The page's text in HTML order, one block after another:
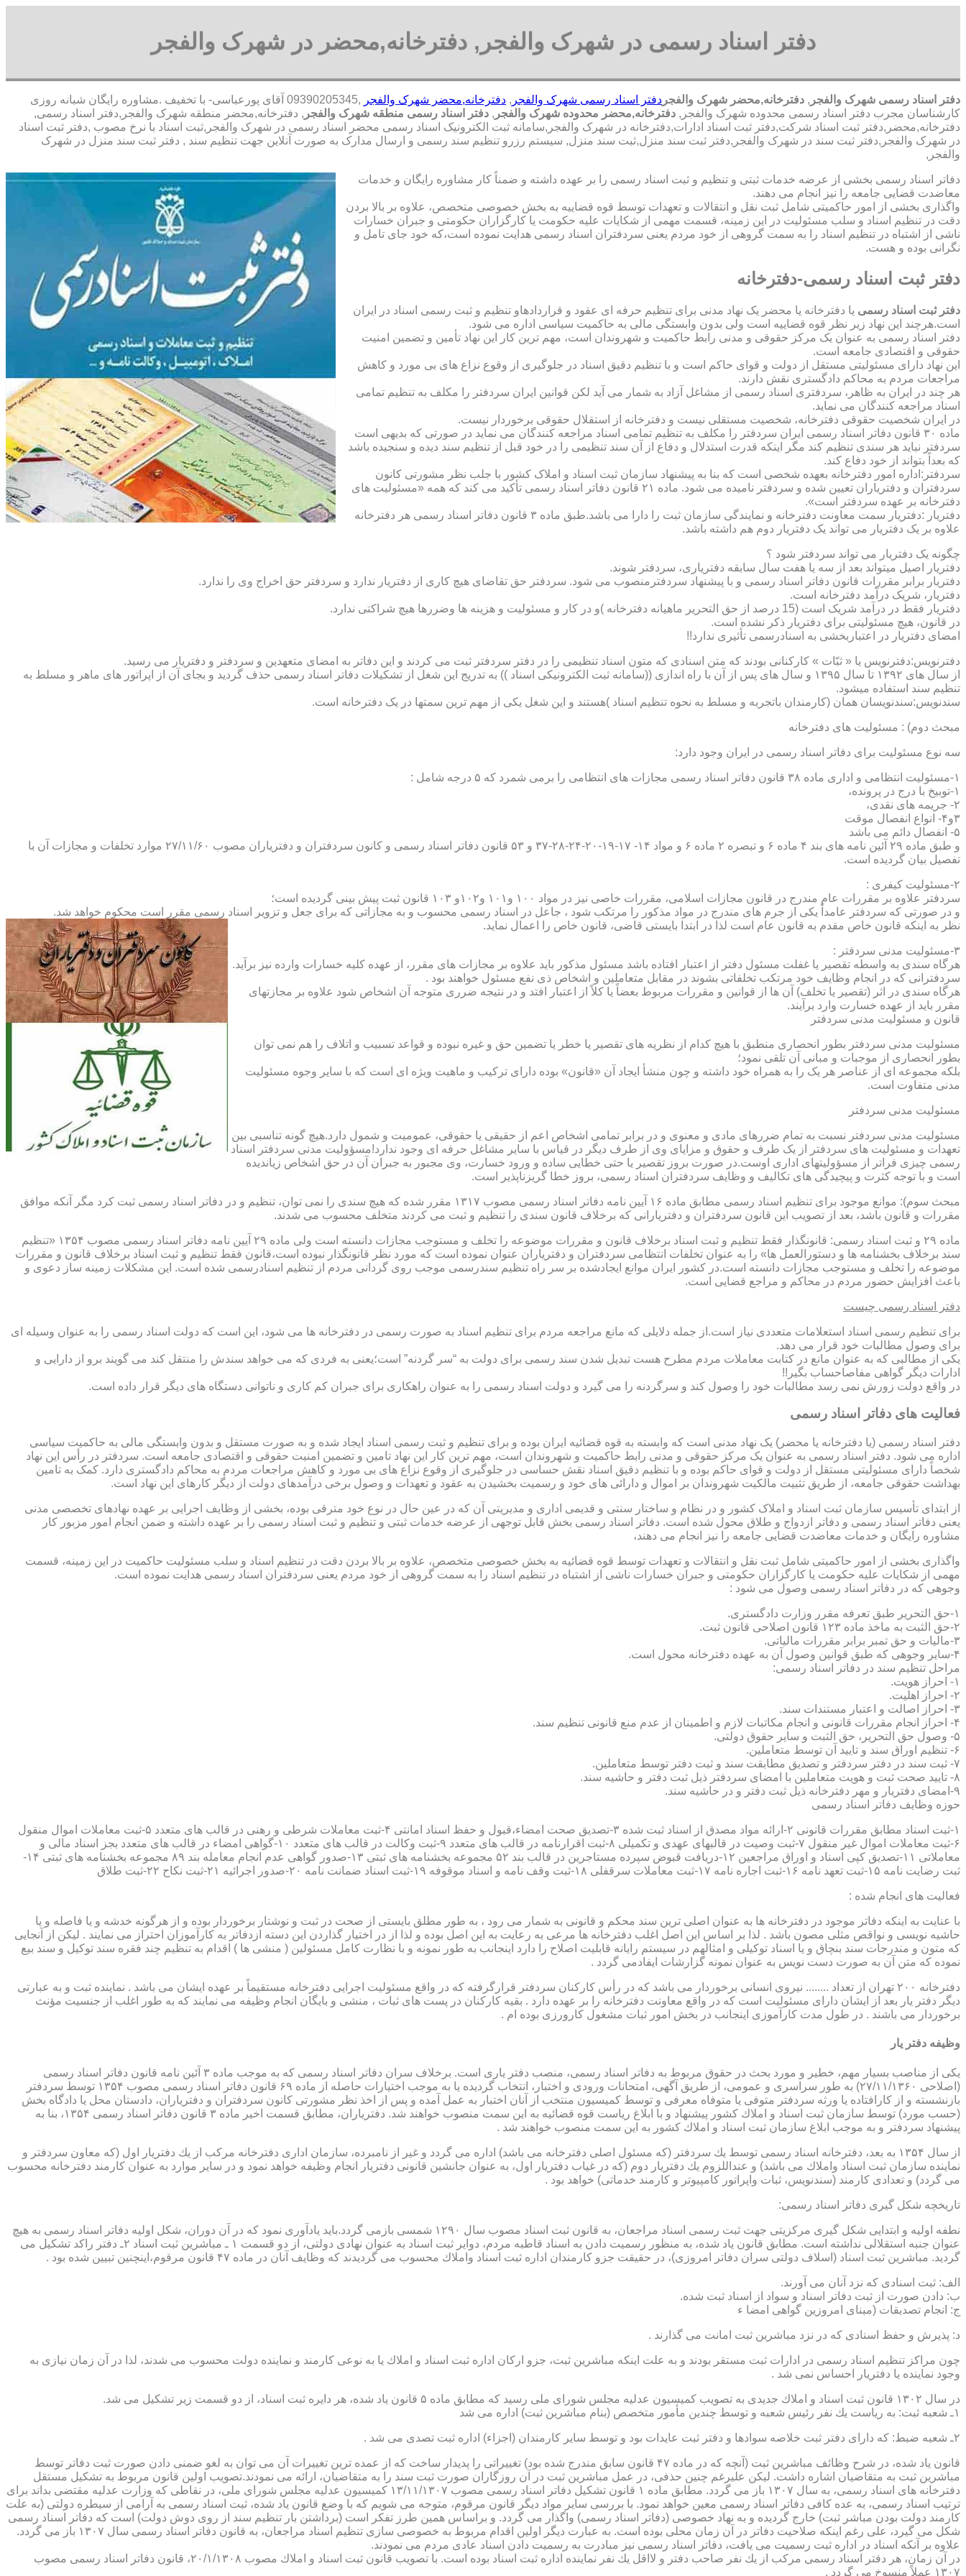
دفتر اسناد رسمی در شهرک والفجر, دفترخانه,محضر در شهرک والفجر
دفتر اسناد رسمی شهرک والفجر , دفترخانه,محضر شهرک والفجر دفتر اسناد رسمی شهرک والفجر , دفترخانه,محضر شهرک والفجر
,09390205345 آقای پورعباسی- با تخفیف .مشاوره رايگان شبانه روزی
کارشناسان مجرب دفتر اسناد رسمی محدوده شهرک والفجر, دفترخانه,محضر محدوده شهرک والفجر , دفتر اسناد رسمی منطقه شهرک والفجر , دفترخانه,محضر منطقه شهرک والفجر,دفتر اسناد رسمی,
دفترخانه,محضر,دفتر ثبت اسناد شرکت,دفتر ثبت اسناد ادارات,دفترخانه در شهرک والفجر,سامانه ثبت الکترونیک اسناد رسمی محضر اسناد رسمی در شهرک والفجر,ثبت اسناد با نرخ مصوب ,دفتر ثبت اسناد
در شهرک والفجر,دفتر ثبت سند در شهرک والفجر,دفتر ثبت سند منزل,ثبت سند منزل, سیستم رزرو تنظیم سند رسمی و ارسال مدارک به صورت آنلاین جهت تنظیم سند , دفتر ثبت سند منزل در شهرک
والفجر,
دفاتر اسناد رسمی بخشی از عرضه خدمات ثبتی و تنظیم و ثبت اسناد رسمی را بر عهده داشته و ضمناً کار مشاوره رایگان و خدمات
معاضدت قضایی جامعه را نیز انجام می دهند.
واگذاری بخشی از امور حاکمیتی شامل ثبت نقل و انتقالات و تعهدات توسط قوه قضاییه به بخش خصوصی متخصص، علاوه بر بالا بردن
دقت در تنظیم اسناد و سلب مسئولیت در این زمینه، قسمت مهمی از شکایات علیه حکومت یا کارگزاران حکومتی و جبران خسارات
ناشی از اشتباه در تنظیم اسناد را به سمت گروهی از خود مردم یعنی سردفتران اسناد رسمی هدایت نموده است،که خود جای تامل و
نگرانی بوده و هست.
دفتر ثبت اسناد رسمی-دفترخانه
دفتر ثبت اسناد رسمی یا دفترخانه یا محضر یک نهاد مدنی برای تنظیم حرفه ای عقود و قراردادهاو تنظیم و ثبت رسمی اسناد در ایران
است.هرچند این نهاد زیر نظر قوه قضاییه است ولی بدون وابستگی مالی به حاکمیت سیاسی اداره می شود.
دفتر اسناد رسمی به عنوان یک مرکز حقوقی و مدنی رابط حاکمیت و شهروندان است، مهم ترین کار این نهاد تأمین و تضمین امنیت
حقوقی و اقتصادی جامعه است.
این نهاد دارای مسئولیتی مستقل از دولت و قوای حاکم است و با تنظیم دقیق اسناد در جلوگیری از وقوع نزاع های بی مورد و کاهش
مراجعات مردم به محاکم دادگستری نقش دارند.
هر چند در ایران به ظاهر، سردفتری اسناد رسمی از مشاغل آزاد به شمار می آید لکن قوانین ایران سردفتر را مکلف به تنظیم تمامی
اسناد مراجعه کنندگان می نماید.
در ایران شخصیت حقوقی دفترخانه، شخصیت مستقلی نیست و دفترخانه از استقلال حقوقی برخوردار نیست.
ماده ۳۰ قانون دفاتر اسناد رسمی ایران سردفتر را مکلف به تنظیم تمامی اسناد مراجعه کنندگان می نماید در صورتی که بدیهی است
سردفتر نباید هر سندی تنظیم کند مگر اینکه قدرت استدلال و دفاع از آن سند تنظیمی را در خود قبل از تنظیم سند دیده و سنجیده باشد
که بعداً بتواند از خود دفاع کند.
سردفتر:اداره امور دفترخانه بعهده شخصی است که بنا به پیشنهاد سازمان ثبت اسناد و املاک کشور با جلب نظر مشورتی کانون
سردفتران و دفتریاران تعیین شده و سردفتر نامیده می شود. ماده ۲۱ قانون دفاتر اسناد رسمی تأکید می کند که همه «مسئولیت های
دفترخانه بر عهده سردفتر است».
دفتریار :دفتریار سمت معاونت دفترخانه و نمایندگی سازمان ثبت را دارا می باشد.طبق ماده ۳ قانون دفاتر اسناد رسمی هر دفترخانه
علاوه بر یک دفتریار می تواند یک دفتریار دوم هم داشته باشد.
چگونه یک دفتریار می تواند سردفتر شود ؟
دفتریار اصیل میتواند بعد از سه یا هفت سال سابقه دفتریاری، سردفتر شوند.
دفتریار برابر مقررات قانون دفاتر اسناد رسمی و با پیشنهاد سردفترمنصوب می شود. سردفتر حق تقاضای هیچ کاری از دفتریار ندارد و سردفتر حق اخراج وی را ندارد.
دفتریار، شریک درآمد دفترخانه است.
دفتریار فقط در درآمد شریک است (15 درصد از حق التحریر ماهیانه دفترخانه )و در کار و مسئولیت و هزینه ها وضررها هیچ شراکتی ندارد.
در قانون، هیچ مسئولیتی برای دفتریار ذکر نشده است.
امضای دفتریار در اعتباربخشی به اسنادرسمی تأثیری ندارد!!
دفترنویس:دفترنویس یا « ثبّات » کارکنانی بودند که متن اسنادی که متون اسناد تنظیمی را در دفتر سردفتر ثبت می کردند و این دفاتر به امضای متعهدین و سردفتر و دفتریار می رسید.
از سال های ۱۳۹۲ تا سال ۱۳۹۵ و سال های پس از آن با راه اندازی ((سامانه ثبت الکترونیکی اسناد )) به تدریج این شغل از تشکیلات دفاتر اسناد رسمی حذف گردید و بجای آن از اپراتور های ماهر و مسلط به
تنظیم سند استفاده میشود.
سندنویس:سندنویسان همان (کارمندان باتجربه و مسلط به نحوه تنظیم اسناد )هستند و این شغل یکی از مهم ترین سمتها در یک دفترخانه است.
مبحث دوم) : مسئولیت های دفترخانه
سه نوع مسئولیت برای دفاتر اسناد رسمی در ایران وجود دارد:
۱-مسئولیت انتظامی و اداری ماده ۳۸ قانون دفاتر اسناد رسمی مجازات های انتظامی را برمی شمرد که ۵ درجه شامل :
۱-توبیخ با درج در پرونده،
۲- جریمه های نقدی،
۳و۴- انواع انفصال موقت
۵- انفصال دائم می باشد
و طبق ماده ۲۹ آئین نامه های بند ۴ ماده ۶ و تبصره ۲ ماده ۶ و مواد ۱۴- ۱۷-۱۹-۲۰-۲۴-۲۸-۳۷ و ۵۳ قانون دفاتر اسناد رسمی و کانون سردفتران و دفتریاران مصوب ۲۷/۱۱/۶۰ موارد تخلفات و مجازات آن با
تفصیل بیان گردیده است.
۲-مسئولیت کیفری :
سردفتر علاوه بر مقررات عام مندرج در قانون مجازات اسلامی، مقررات خاصی نیز در مواد ۱۰۰ و۱۰۱ و۱۰۲و ۱۰۳ قانون ثبت پیش بینی گردیده است؛
و در صورتی که سردفتر عامداً یکی از جرم های مندرج در مواد مذکور را مرتکب شود ، جاعل در اسناد رسمی محسوب و به مجازاتی که برای جعل و تزویر اسناد رسمی مقرر است محکوم خواهد شد.
نظر به اینکه قانون خاص مقدم به قانون عام است لذا در ابتدا بایستی قاضی، قانون خاص را اعمال نماید.
۳-مسئولیت مدنی سردفتر :
هرگاه سندی به واسطه تقصیر یا غفلت مسئول دفتر از اعتبار افتاده باشد مسئول مذکور باید علاوه بر مجازات های مقرر، از عهده کلیه خسارات وارده نیز برآید.
سردفترانی که در انجام وظایف خود مرتکب تخلفاتی بشوند در مقابل متعاملین و اشخاص ذی نفع مسئول خواهند بود .
هرگاه سندی در اثر (تقصیر یا تخلف) آن ها از قوانین و مقررات مربوط بعضاً یا کلاً از اعتبار افتد و در نتیجه ضرری متوجه آن اشخاص شود علاوه بر مجازتهای
مقرر باید از عهده خسارت وارد برآیند.
قانون و مسئولیت مدنی سردفتر
مسئولیت مدنی سردفتر بطور انحصاری منطبق با هیچ کدام از نظریه های تقصیر یا خطر یا تضمین حق و غیره نبوده و قواعد تسبیب و اتلاف را هم نمی توان
بطور انحصاری از موجبات و مبانی آن تلقی نمود؛
بلکه مجموعه ای از عناصر هر یک را به همراه خود داشته و چون منشأ ایجاد آن «قانون» بوده دارای ترکیب و ماهیت ویژه ای است که با سایر وجوه مسئولیت
مدنی متفاوت است.
مسئولیت مدنی سردفتر
مسئولیت مدنی سردفتر نسبت به تمام ضررهای مادی و معنوی و در برابر تمامی اشخاص اعم از حقیقی یا حقوقی، عمومیت و شمول دارد.هیچ گونه تناسبی بین
تعهدات و مسئولیت های سردفتر از یک طرف و حقوق و مزایای وی از طرف دیگر در قیاس با سایر مشاغل حرفه ای وجود ندارد!مسؤولیت مدنی سردفتر اسناد
رسمی چیزی فراتر از مسؤولیتهای اداری اوست.در صورت بروز تقصیر یا حتی خطایی ساده و ورود خسارت، وی مجبور به جبران آن در حق اشخاص زیاندیده
است و با توجه کثرت و پیچیدگی های تکالیف و وظایف سردفتران اسناد رسمی، بروز خطا گریزناپذیر است.
مبحث سوم): موانع موجود برای تنظیم اسناد رسمی مطابق ماده ۱۶ آیین نامه دفاتر اسناد رسمی مصوب ۱۳۱۷ مقرر شده که هیچ سندی را نمی توان، تنظیم و در دفاتر اسناد رسمی ثبت کرد مگر آنکه موافق
مقررات و قانون باشد، بعد از تصویب این قانون سردفتران و دفتریارانی که برخلاف قانون سندی را تنظیم و ثبت می کردند متخلف محسوب می شدند.
ماده ۲۹ و ثبت اسناد رسمی: قانونگذار فقط تنظیم و ثبت اسناد برخلاف قانون و مقررات موضوعه را تخلف و مستوجب مجازات دانسته است ولی ماده ۲۹ آیین نامه دفاتر اسناد رسمی مصوب ۱۳۵۴ «تنظیم
سند برخلاف بخشنامه ها و دستورالعمل ها» را به عنوان تخلفات انتظامی سردفتران و دفتریاران عنوان نموده است که مورد نظر قانونگذار نبوده است،قانون فقط تنظیم و ثبت اسناد برخلاف قانون و مقررات
موضوعه را تخلف و مستوجب مجازات دانسته است.در کشور ایران موانع ایجادشده بر سر راه تنظیم سندرسمی موجب روی گردانی مردم از تنظیم اسنادرسمی شده است. این مشکلات زمینه ساز دعوی و
باعث افزایش حضور مردم در محاکم و مراجع قضایی است.
دفتر اسناد رسمی چیست
برای تنظیم رسمی اسناد استعلامات متعددی نیاز است.از جمله دلایلی که مانع مراجعه مردم برای تنظیم اسناد به صورت رسمی در دفترخانه ها می شود، این است که دولت اسناد رسمی را به عنوان وسیله ای
برای وصول مطالبات خود قرار می دهد.
یکی از مطالبی که به عنوان مانع در کتابت معاملات مردم مطرح هست تبدیل شدن سند رسمی برای دولت به “سر گردنه” است؛یعنی به فردی که می خواهد سندش را منتقل کند می گویند برو از دارایی و
ادارات دیگر گواهی مفاصاحساب بگیر!!
در واقع دولت زورش نمی رسد مطالبات خود را وصول کند و سرگردنه را می گیرد و دولت اسناد رسمی را به عنوان راهکاری برای جبران کم کاری و ناتوانی دستگاه های دیگر قرار داده است.
فعالیت های دفاتر اسناد رسمی
دفتر اسناد رسمی (یا دفترخانه یا محضر) یک نهاد مدنی است که وابسته به قوه قضائیه ایران بوده و برای تنظیم و ثبت رسمی اسناد ایجاد شده و به صورت مستقل و بدون وابستگی مالی به حاکمیت سیاسی
اداره می شود. دفتر اسناد رسمی به عنوان یک مرکز حقوقی و مدنی رابط حاکمیت و شهروندان است، مهم ترین کار این نهاد تامین و تضمین امنیت حقوقی و اقتصادی جامعه است. سردفتر در رأس این نهاد
شخصاً دارای مسئولیتی مستقل از دولت و قوای حاکم بوده و با تنظیم دقیق اسناد نقش حساسی در جلوگیری از وقوع نزاع های بی مورد و کاهش مراجعات مردم به محاکم دادگستری دارد. کمک به تامین
بهداشت حقوقی جامعه، از طریق تثبیت مالکیت شهروندان بر اموال و دارائی های خود و رسمیت بخشیدن به عقود و تعهدات و وصول برخی درآمدهای دولت از دیگر کارهای این نهاد است.
از ابتدای تأسیس سازمان ثبت اسناد و املاک کشور و در نظام و ساختار سنتی و قدیمی اداری و مدیریتی آن که در عین حال در نوع خود مترقی بوده، بخشی از وظایف اجرایی بر عهده نهادهای تخصصی مدنی
یعنی دفاتر اسناد رسمی و دفاتر ازدواج و طلاق محول شده است. دفاتر اسناد رسمی بخش قابل توجهی از عرضه خدمات ثبتی و تنظیم و ثبت اسناد رسمی را بر عهده داشته و ضمن انجام امور مزبور کار
مشاوره رایگان و خدمات معاضدت قضایی جامعه را نیز انجام می دهند،
واگذاری بخشی از امور حاکمیتی شامل ثبت نقل و انتقالات و تعهدات توسط قوه قضائیه به بخش خصوصی متخصص، علاوه بر بالا بردن دقت در تنظیم اسناد و سلب مسئولیت حاکمیت در این زمینه، قسمت
مهمی از شکایات علیه حکومت یا کارگزاران حکومتی و جبران خسارات ناشی از اشتباه در تنظیم اسناد را به سمت گروهی از خود مردم یعنی سردفتران اسناد رسمی هدایت نموده است.
وجوهی که در دفاتر اسناد رسمی وصول می شود :
۱-حق التحریر طبق تعرفه مقرر وزارت دادگستری.
۲-حق الثبت به ماخذ ماده ۱۲۳ قانون اصلاحی قانون ثبت.
۳-مالیات و حق تمبر برابر مقررات مالیاتی.
۴-سایر وجوهی که طبق قوانین وصول آن به عهده دفترخانه محول است.
مراحل تنظیم سند در دفاتر اسناد رسمی:
۱- احراز هویت.
۲- احراز اهلیت.
۳- احراز اصالت و اعتبار مستندات سند.
۴- احراز انجام مقررات قانونی و انجام مکاتبات لازم و اطمینان از عدم منع قانونی تنظیم سند.
۵- وصول حق التحریر، حق الثبت و سایر حقوق دولتی.
۶- تنظیم اوراق سند و تایید آن توسط متعاملین.
۷- ثبت سند در دفتر سردفتر و تصدیق مطابقت سند و ثبت دفتر توسط متعاملین.
۸- تایید صحت ثبت و هویت متعاملین با امضای سردفتر ذیل ثبت دفتر و حاشیه سند.
۹-امضای دفتریار و مهر دفترخانه ذیل ثبت دفتر و در حاشیه سند.
حوزه وظایف دفاتر اسناد رسمی
۱-ثبت اسناد مطابق مقررات قانونی ۲-ارائه مواد مصدق از اسناد ثبت شده ۳-تصدیق صحت امضاء،قبول و حفظ اسناد امانتی ۴-ثبت معاملات شرطی و رهنی در قالب های متعدد ۵-ثبت معاملات اموال منقول
۶-ثبت معاملات اموال غیر منقول ۷-ثبت وصیت در قالبهای عهدی و تکمیلی ۸-ثبت اقرارنامه در قالب های متعدد ۹-ثبت وکالت در قالب های متعدد ۱۰-گواهی امضاء در قالب های متعدد بجز اسناد مالی و
معاملاتی ۱۱-تصدیق کپی اسناد و اوراق مراجعین ۱۲-دریافت قبوض سپرده مستاجرین در قالب بند ۵۲ مجموعه بخشنامه های ثبتی ۱۳-صدور گواهی عدم انجام معامله بند ۸۹ مجموعه بخشنامه های ثبتی ۱۴-
ثبت رضایت نامه ۱۵-ثبت تعهد نامه ۱۶-ثبت اجاره نامه ۱۷-ثبت معاملات سرقفلی ۱۸-ثبت وقف نامه و اسناد موقوفه ۱۹-ثبت اسناد ضمانت نامه ۲۰-صدور اجرائیه ۲۱-ثبت نکاح ۲۲-ثبت طلاق
فعالیت های انجام شده :
با عنایت به اینکه دفاتر موجود در دفترخانه ها به عنوان اصلی ترین سند محکم و قانونی به شمار می رود ، به طور مطلق بایستی از صحت در ثبت و نوشتار برخوردار بوده و از هرگونه خدشه و یا فاصله و یا
حاشیه نویسی و نواقص مثلی مصون باشد . لذا بر اساس این اصل اغلب دفترخانه ها مرعی به رعایت به این اصل بوده و لذا از در اختیار گذاردن این دسته ازدفاتر به کارآموزان احتراز می نمایند . لیکن از آنجایی
که متون و مندرجات سند بنچاق و یا اسناد توکیلی و امثالهم در سیستم رایانه قابلیت اصلاح را دارد اینجانب به طور نمونه و با نظارت کامل مسئولین ( منشی ها ) اقدام به تنظیم چند فقره سند توکیل و سند بیع
نموده که متن آن به صورت دست نویس به عنوان نمونه گزارشات ایفادمی گردد .
دفترخانه ۲۰۰ تهران از تعداد ........ نیروی انسانی برخوردار می باشد که در رأس کارکنان سردفتر قرارگرفته که در واقع مسئولیت اجرایی دفترخانه مستقیماً بر عهده ایشان می باشد . نماینده ثبت و به عبارتی
دیگر دفتر یار بعد از ایشان دارای مسئولیت است که در واقع معاونت دفترخانه را بر عهده دارد . بقیه کارکنان در پست های ثبات ، منشی و بایگان انجام وظیفه می نمایند که به طور اغلب از جنسیت مؤنث
برخوردار می باشند . در طول مدت کارآموزی اینجانب در بخش امور ثبات مشغول کارورزی بوده ام .
وظیفه دفتر یار
یكی از مناصب بسیار مهم، خطیر و مورد بحث در حقوق مربوط به دفاتر اسناد رسمی، منصب دفتر یاری است. برخلاف سران دفاتر اسناد رسمی كه به موجب ماده ۳ آئین نامه قانون دفاتر اسناد رسمی
(اصلاحی ۲۷/۱۱/۱۳۶۰) به طور سراسری و عمومی، از طریق آگهی، امتحانات ورودی و اختبار، انتخاب گردیده یا به موجب اختیارات حاصله از ماده ۶۹ قانون دفاتر اسناد رسمی مصوب ۱۳۵۴ توسط سردفتر
بازنشسته و از كارافتاده یا ورثه سردفتر متوفی یا متوفاه معرفی و توسط كمیسیون منتخب از آنان اختبار به عمل آمده و پس از اخذ نظر مشورتی كانون سردفتران و دفتریاران، دادستان محل یا دادگاه بخش
(حسب مورد) توسط سازمان ثبت اسناد و املاك كشور پیشنهاد و با ابلاغ ریاست قوه قضائیه به این سمت منصوب خواهند شد. دفتریاران، مطابق قسمت اخیر ماده ۳ قانون دفاتر اسناد رسمی ۱۳۵۴، بنا به
پیشنهاد سردفتر و به موجب ابلاغ سازمان ثبت اسناد و املاك كشور به این سمت منصوب خواهند شد .
از سال ۱۳۵۴ به بعد، دفترخانه اسناد رسمی توسط یك سردفتر (كه مسئول اصلی دفترخانه می باشد) اداره می گردد و غیر از نامبرده، سازمان اداری دفترخانه مركب از یك دفتریار اول (كه معاون سردفتر و
نماینده سازمان ثبت اسناد واملاك می باشد) و عنداللزوم یك دفتریار دوم (كه در غیاب دفتریار اول، به عنوان جانشین قانونی دفتریار انجام وظیفه خواهد نمود و در سایر موارد به عنوان كارمند دفترخانه محسوب
می گردد) و تعدادی كارمند (سندنویس، ثبات واپراتور كامپیوتر و كارمند خدماتی) خواهد بود .
تاریخچه شكل گیری دفاتر اسناد رسمی:
نطفه اولیه و ابتدایی شكل گیری مركزیتی جهت ثبت رسمی اسناد مراجعان، به قانون ثبت اسناد مصوب سال ۱۲۹۰ شمسی بازمی گردد.باید یادآوری نمود كه در آن دوران، شكل اولیه دفاتر اسناد رسمی به هیچ
عنوان جنبه استقلالی نداشته است. مطابق قانون یاد شده، به منظور رسمیت دادن به اسناد قاطبه مردم، دوایر ثبت اسناد به عنوان نهادی دولتی، از دو قسمت ۱ ـ مباشرین ثبت اسناد ۲ـ دفتر راكد تشكیل می
گردید. مباشرین ثبت اسناد (اسلاف دولتی سران دفاتر امروزی)، در حقیقت جزو كارمندان اداره ثبت اسناد واملاك محسوب می گردیدند كه وظایف آنان در ماده ۴۷ قانون مرقوم،اینچنین تبیین شده بود .
الف: ثبت اسنادی كه نزد آنان می آورند.
ب: دادن صورت از ثبت دفاتر اسناد و سواد از اسناد ثبت شده.
ج: انجام تصدیقات (مبنای امروزین گواهی امضا ء
د: پذیرش و حفظ اسنادی كه در نزد مباشرین ثبت امانت می گذارند .
چون مراكز تنظیم اسناد رسمی در ادارات ثبت مستقر بودند و به علت اینكه مباشرین ثبت، جزو اركان اداره ثبت اسناد و املاك یا به نوعی كارمند و نماینده دولت محسوب می شدند، لذا در آن زمان نیازی به
وجود نماینده یا دفتریار احساس نمی شد .
در سال ۱۳۰۲ قانون ثبت اسناد و املاك جدیدی به تصویب كمیسیون عدلیه مجلس شورای ملی رسید كه مطابق ماده ۵ قانون یاد شده، هر دایره ثبت اسناد، از دو قسمت زیر تشكیل می شد.
۱ـ شعبه ثبت: به ریاست یك نفر رئیس شعبه و توسط چندین مأمور متخصص (بنام مباشرین ثبت) اداره می شد
۲ـ شعبه ضبط: كه دارای دفتر ثبت خلاصه سوادها و دفتر ثبت عایدات بود و توسط سایر كارمندان (اجزاء) اداره ثبت تصدی می شد .
قانون یاد شده، در شرح وظائف مباشرین ثبت (آنچه كه در ماده ۴۷ قانون سابق مندرج شده بود) تغییراتی را پدیدار ساخت كه از عمده ترین تغییرات آن می توان به لغو ضمنی دادن صورت ثبت دفاتر توسط
مباشرین ثبت به متقاضیان اشاره داشت. لیكن علیرغم چنین حذفی، در عمل مباشرین ثبت در آن روزگاران صورت ثبت سند را به متقاضیان، ارائه می نمودند.تصویب اولین قانون مربوط به تشكیل مستقل
دفترخانه های اسناد رسمی، به سال ۱۳۰۷ باز می گردد. مطابق ماده ۱ قانون تشكیل دفاتر اسناد رسمی مصوب ۱۳/۱۱/۱۳۰۷ كمیسیون عدلیه مجلس شورای ملی، در نقاطی كه وزارت عدلیه مقتضی بداند برای
ترتیب اسناد رسمی، به عده كافی دفاتر اسناد رسمی معین خواهد نمود. با بررسی سایر مواد دیگر قانون مرقوم، متوجه می شویم كه با وضع قانون یاد شده، ثبت اسناد رسمی به آرامی از سیطره دولتی (به علت
كارمند دولت بودن مباشر ثبت) خارج گردیده و به نهاد خصوصی (دفاتر اسناد رسمی) واگذار می گردد. و براساس همین طرز تفكر است (برداشتن بار تنظیم سند از روی دوش دولت) است كه دفاتر اسناد رسمی
شكل می گیرد، علی رغم اینكه صلاحیت دفاتر در آن زمان محلی بوده است. به عبارت دیگر اولین اقدام مربوط به خصوصی سازی تنظیم اسناد مراجعان، به قانون دفاتر اسناد رسمی سال ۱۳۰۷ باز می گردد.
علاوه بر آنكه اسناد در اداره ثبت رسمیت می یافت، دفاتر اسناد رسمی نیز مبادرت به رسمیت دادن اسناد عادی مردم می نمودند.
در آن زمان، هر دفتر اسناد رسمی مركب از یك نفر صاحب دفتر و لااقل یك نفر نماینده اداره ثبت اسناد بوده است. با تصویب قانون ثبت اسناد و املاك مصوب ۲۰/۱/۱۳۰۸، قانون دفاتر اسناد رسمی مصوب
۱۳۰۷ عملاً منسوخ می گردد .